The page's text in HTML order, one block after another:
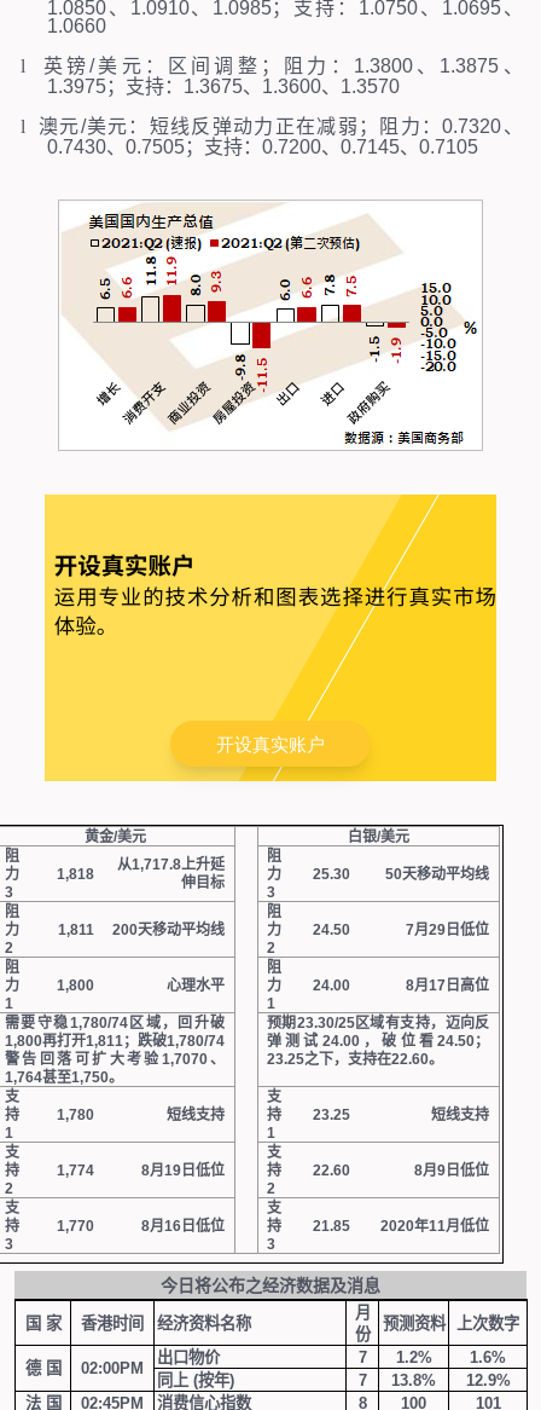
1.0850、 1.0910、 1.0985；支持： 1.0750、 1.0695、
1.0660
l
英镑/美元：区间调整；阻力： 1.3800、 1.3875 、
1.3975；支持： 1.3675、 1.3600、 1.3570
l
澳元/美元：短线反弹动力正在减弱；阻力：0.7320、
0.7430、 0.7505；支持： 0.7200、 0.7145、 0.7105
开设真实账户
黄金/美元 白银/美元
阻
力
3
1,818
从1,717.8上升延
伸目标
阻
力
3
25.30 50天移动平均线
阻
力
2
1,811 200天移动平均线
阻
力
2
24.50 7月29 日低位
阻
力
1
1,800 心理水平
阻
力
1
24.00 8月17 日高位
需要守稳1,780/74区域，回升破
1,800再打开1,811；跌破1,780/74
警告回落可扩大考验 1,7070、
1,764甚至1,750。
预期23.30/25区域有支持，迈向反
弹测试 24.00，破位看24.50；
23.25之下，支持在22.60。
支
持
1
1,780 短线支持
支
持
1
23.25 短线支持
支
持
2
1,774 8月19 日低位
支
持
2
22.60 8月9 日低位
支
持
3
1,770 8月16 日低位
支
持
3
21.85 2020年11月低位
今日将公布之经济数据及消息
国 家 香港时间 经济资料名称
月
份
预测资料 上次数字
德 国 02:00PM
出口物价 7 1.2%
1.6%
同上(按年) 7 13.8%
12.9%
法 国
02:45PM 消费信心指数 8 100
101